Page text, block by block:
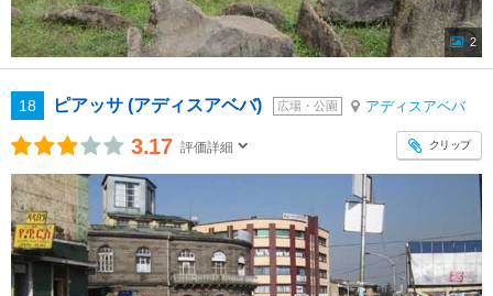
2
18 ピアッサ (アディスアベバ) 広場・公園 アディスアベバ
3.17 評価詳細 クリップ